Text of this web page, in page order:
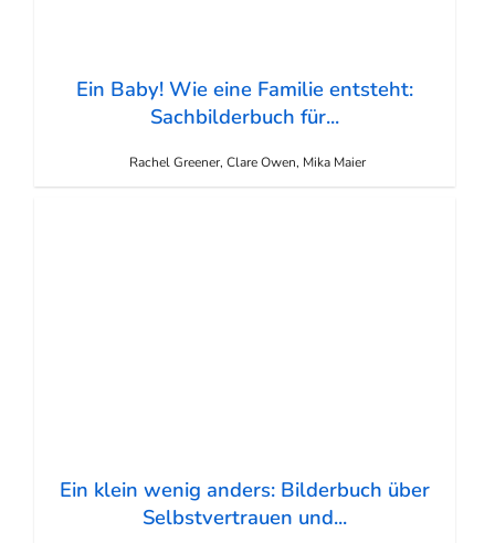
Ein Baby! Wie eine Familie entsteht:
Sachbilderbuch für...
Rachel Greener, Clare Owen, Mika Maier
Ein klein wenig anders: Bilderbuch über
Selbstvertrauen und...